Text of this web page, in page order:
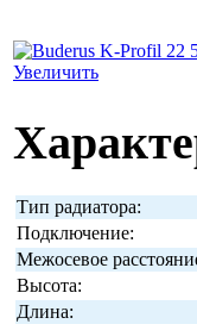
Увеличить
Тип радиатора:
Подключение:
Межосевое
Высота:
Длина: